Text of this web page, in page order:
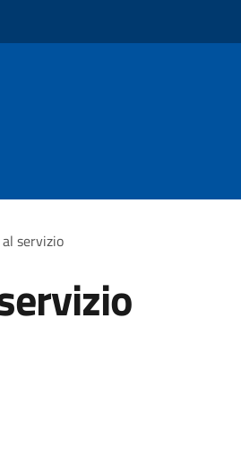
servizio